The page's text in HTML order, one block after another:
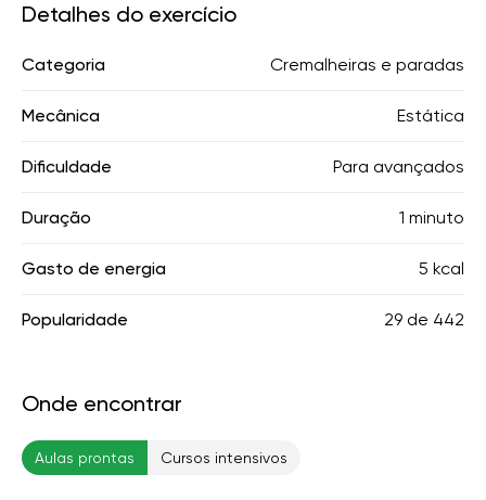
Detalhes do exercício
Categoria Cremalheiras e paradas
Mecânica Estática
Dificuldade Para avançados
Duração 1 minuto
Gasto de energia 5 kcal
Popularidade 29 de 442
Onde encontrar
Aulas prontas Cursos intensivos